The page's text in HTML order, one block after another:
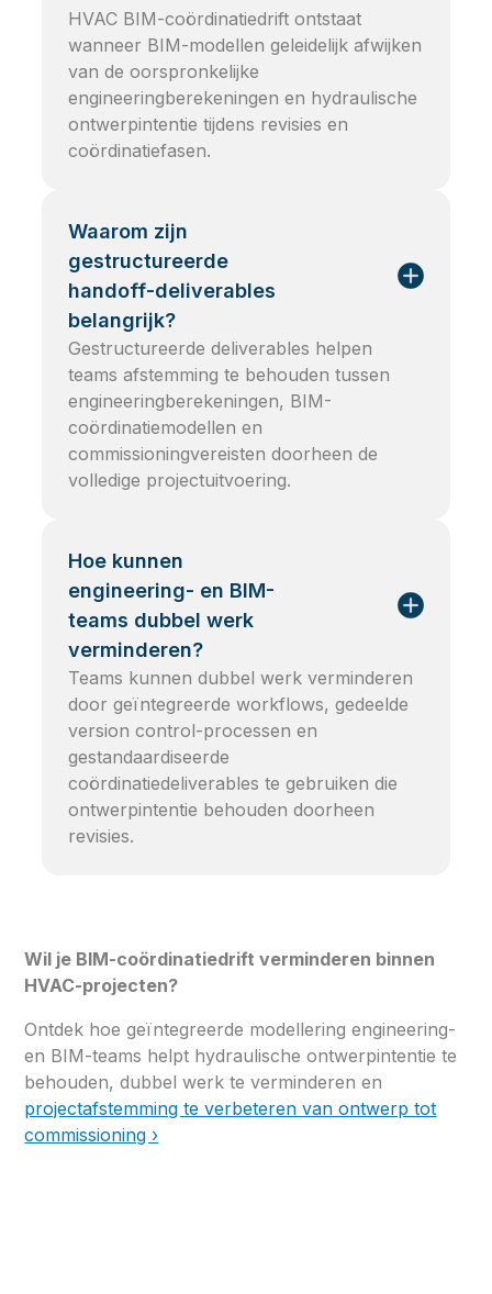
HVAC BIM-coördinatiedrift ontstaat
wanneer BIM-modellen geleidelijk afwijken
van de oorspronkelijke
engineeringberekeningen en hydraulische
ontwerpintentie tijdens revisies en
coördinatiefasen.
Waarom zijn
gestructureerde
handoff-deliverables
belangrijk?
Gestructureerde deliverables helpen
teams afstemming te behouden tussen
engineeringberekeningen, BIM-
coördinatiemodellen en
commissioningvereisten doorheen de
volledige projectuitvoering.
Hoe kunnen
engineering- en BIM-
teams dubbel werk
verminderen?
Teams kunnen dubbel werk verminderen
door geïntegreerde workflows, gedeelde
version control-processen en
gestandaardiseerde
coördinatiedeliverables te gebruiken die
ontwerpintentie behouden doorheen
revisies.
Wil je BIM-coördinatiedrift verminderen binnen
HVAC-projecten?
Ontdek hoe geïntegreerde modellering engineering-
en BIM-teams helpt hydraulische ontwerpintentie te
behouden, dubbel werk te verminderen en
projectafstemming te verbeteren van ontwerp tot
commissioning ›